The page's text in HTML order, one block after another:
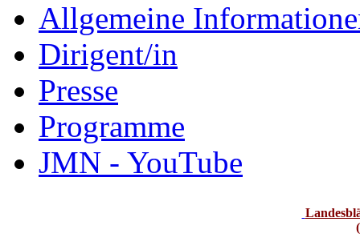
Allgemeine
Dirigent/in
Presse
Programme
JMN - YouTube